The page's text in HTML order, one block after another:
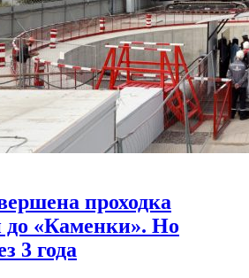
проходка
до «Каменки». Но
3 года